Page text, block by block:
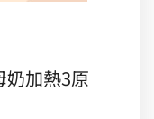
奶加熱3原